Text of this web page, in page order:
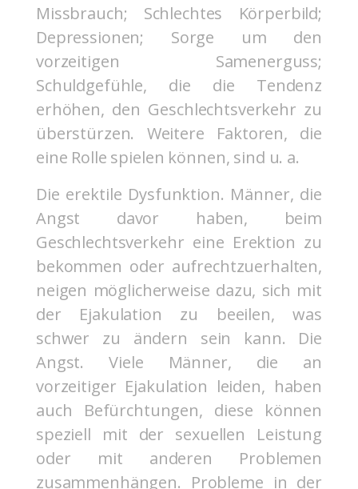
Missbrauch; Schlechtes Körperbild;
Depressionen; Sorge um den
vorzeitigen Samenerguss;
Schuldgefühle, die die Tendenz
erhöhen, den Geschlechtsverkehr zu
überstürzen. Weitere Faktoren, die
eine Rolle spielen können, sind u. a.
Die erektile Dysfunktion. Männer, die
Angst davor haben, beim
Geschlechtsverkehr eine Erektion zu
bekommen oder aufrechtzuerhalten,
neigen möglicherweise dazu, sich mit
der Ejakulation zu beeilen, was
schwer zu ändern sein kann. Die
Angst. Viele Männer, die an
vorzeitiger Ejakulation leiden, haben
auch Befürchtungen, diese können
speziell mit der sexuellen Leistung
oder mit anderen Problemen
zusammenhängen. Probleme in der